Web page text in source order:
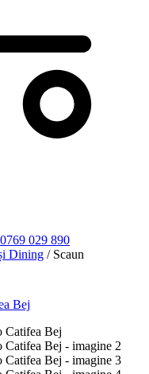
029 890
Dining / Scaun